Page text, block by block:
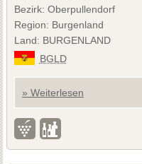
Bezirk: Oberpullendorf
Region: Burgenland
Land: BURGENLAND
BGLD
» Weiterlesen